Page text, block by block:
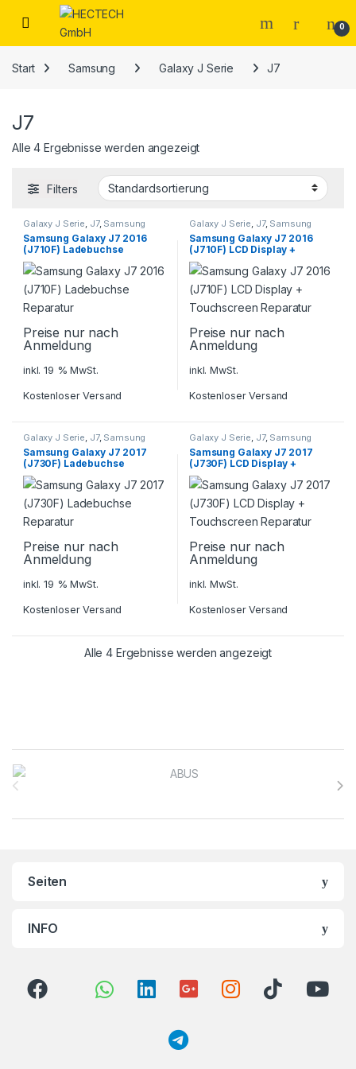
Open 0
Start Samsung Galaxy J Serie J7
J7
Alle 4 Ergebnisse werden angezeigt
Filters
Galaxy J Serie, J7, Samsung
Samsung Galaxy J7 2016
(J710F) Ladebuchse
Reparatur
Preise nur nach
Anmeldung
inkl. 19 % MwSt.
Kostenloser Versand
Galaxy J Serie, J7, Samsung
Samsung Galaxy J7 2016
(J710F) LCD Display +
Touchscreen Reparatur
Preise nur nach
Anmeldung
inkl. MwSt.
Kostenloser Versand
Galaxy J Serie, J7, Samsung
Samsung Galaxy J7 2017
(J730F) Ladebuchse
Reparatur
Preise nur nach
Anmeldung
inkl. 19 % MwSt.
Kostenloser Versand
Galaxy J Serie, J7, Samsung
Samsung Galaxy J7 2017
(J730F) LCD Display +
Touchscreen Reparatur
Preise nur nach
Anmeldung
inkl. MwSt.
Kostenloser Versand
Alle 4 Ergebnisse werden angezeigt
Brands Carousel
Seiten
INFO